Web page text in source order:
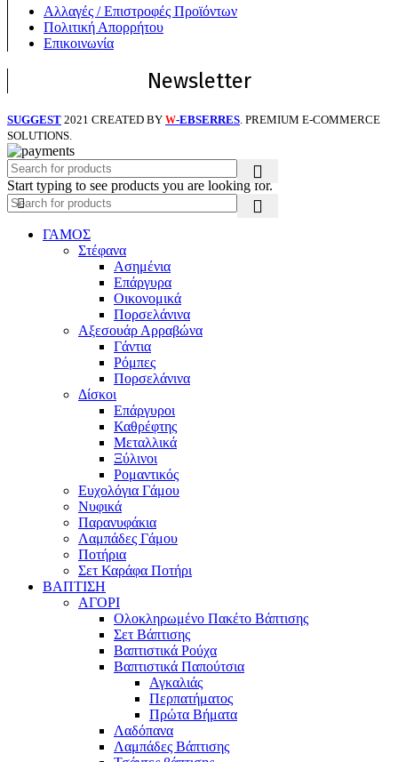
Αλλαγές / Επιστροφές Προϊόντων
Πολιτική Απορρήτου
Επικοινωνία
Newsletter
SUGGEST 2021 CREATED BY W-EBSERRES. PREMIUM E-COMMERCE
SOLUTIONS.
Start typing to see products you are looking for.
ΓΑΜΟΣ
Στέφανα
Ασημένια
Επάργυρα
Οικονομικά
Πορσελάνινα
Αξεσουάρ Αρραβώνα
Γάντια
Ρόμπες
Πορσελάνινα
Δίσκοι
Επάργυροι
Καθρέφτης
Μεταλλικά
Ξύλινοι
Ρομαντικός
Ευχολόγια Γάμου
Νυφικά
Παρανυφάκια
Λαμπάδες Γάμου
Ποτήρια
Σετ Καράφα Ποτήρι
ΒΑΠΤΙΣΗ
ΑΓΟΡΙ
Ολοκληρωμένο Πακέτο Βάπτισης
Σετ Βάπτισης
Βαπτιστικά Ρούχα
Βαπτιστικά Παπούτσια
Αγκαλιάς
Περπατήματος
Πρώτα Βήματα
Λαδόπανα
Λαμπάδες Βάπτισης